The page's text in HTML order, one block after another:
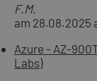
F.M.
am 28.08.2025
Azure - AZ-
Labs)